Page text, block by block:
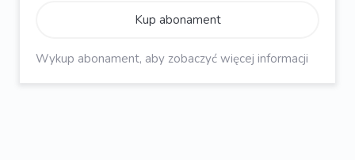
Kup abonament
Wykup abonament, aby zobaczyć więcej informacji